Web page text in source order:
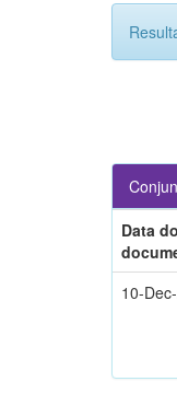
Data do
10-